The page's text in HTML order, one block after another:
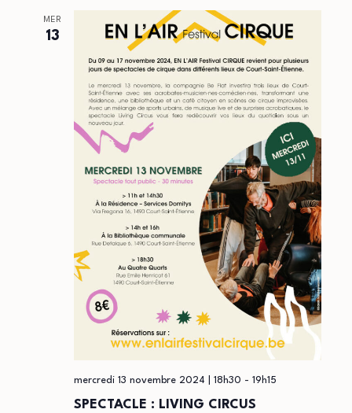
MER
13
SPECTACLE : LIVING CIRCUS
mercredi 13 novembre 2024 | 18h30 - 19h15